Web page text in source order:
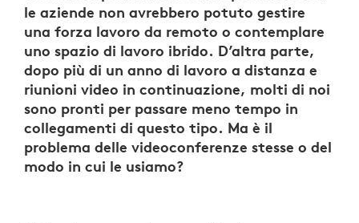
le aziende non avrebbero potuto gestire
una forza lavoro da remoto o contemplare
uno spazio di lavoro ibrido. D’altra parte,
dopo più di un anno di lavoro a distanza e
riunioni video in continuazione, molti di noi
sono pronti per passare meno tempo in
collegamenti di questo tipo. Ma è il
problema delle videoconferenze stesse o del
modo in cui le usiamo?